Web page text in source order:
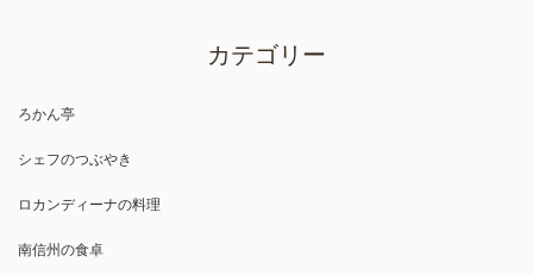
カテゴリー
ろかん亭
シェフのつぶやき
ロカンディーナの料理
南信州の食卓